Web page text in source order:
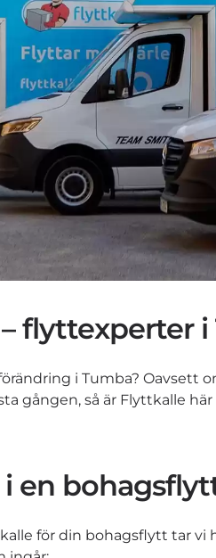
flyttexperter i
i Tumba? Oavsett
gången, så är Flyttkalle
en
för din bohagsflytt tar vi